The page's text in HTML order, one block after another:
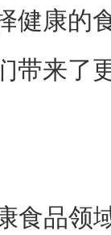
健康的
带来了
品领